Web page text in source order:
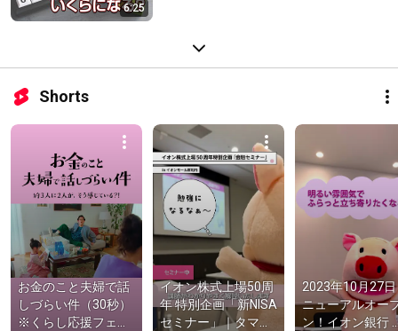
6:25
Shorts
お金のこと夫婦で話
しづらい件（30秒）
※くらし応援フェア
イオン株式上場50周
年 特別企画「新NISA
セミナー」｜タマル
2023年10月27
ニューアルオー
ン！イオン銀行